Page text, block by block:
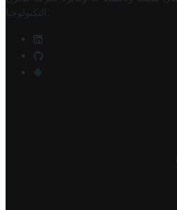
التكنولوجيا